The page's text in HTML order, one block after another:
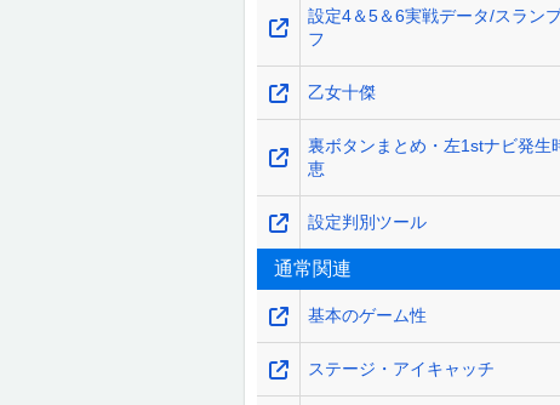
設定4＆5＆6実戦データ/スラン
フ
乙女十傑
裏ボタンまとめ・左1stナビ発生
恵
設定判別ツール
通常関連
基本のゲーム性
ステージ・アイキャッチ